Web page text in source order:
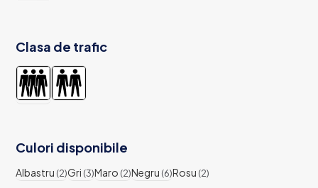
Clasa de trafic
Culori disponibile
Albastru (2)Gri (3)Maro (2)Negru (6)Rosu (2)